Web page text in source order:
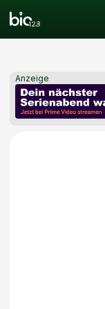
Anzeige